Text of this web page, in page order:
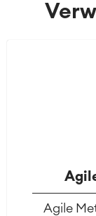
Agile